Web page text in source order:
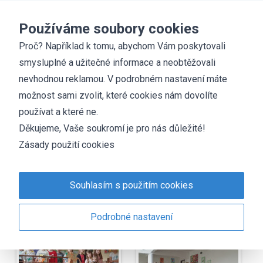
Základní škola
Fotogalerie
Školní slavnost
Používáme soubory cookies
Proč? Například k tomu, abychom Vám poskytovali
smysluplné a užitečné informace a neobtěžovali
nevhodnou reklamou. V podrobném nastavení máte
možnost sami zvolit, které cookies nám dovolíte
používat a které ne.
Děkujeme, Vaše soukromí je pro nás důležité!
Zásady použití cookies
Souhlasím s použitím cookies
Podrobné nastavení